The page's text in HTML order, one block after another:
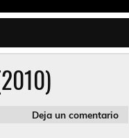
Deja un comentario